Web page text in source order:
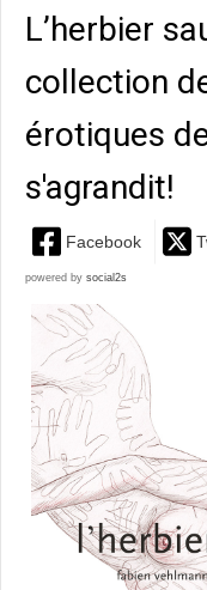
L’herbier
collection
érotiques
s'agrandit!
Facebook
powered by social2s